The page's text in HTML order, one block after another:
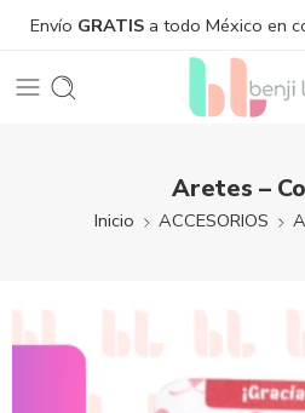
Envío GRATIS a todo México en
Aretes –
Inicio ACCESORIOS